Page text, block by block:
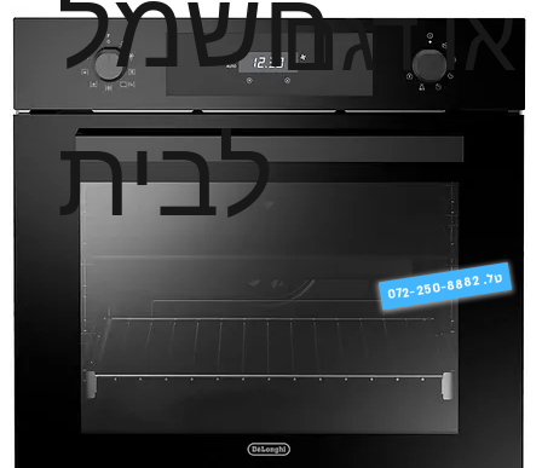
או דגם
לבית
072-250-8882 .טל